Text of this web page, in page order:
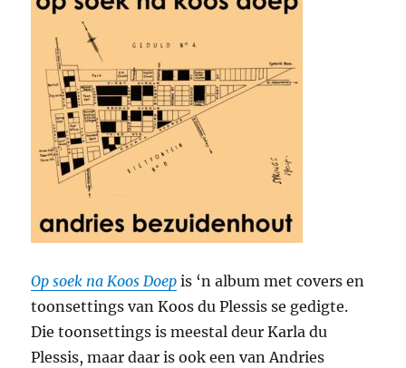
Op soek na Koos Doep is ‘n album met covers en
toonsettings van Koos du Plessis se gedigte.
Die toonsettings is meestal deur Karla du
Plessis, maar daar is ook een van Andries